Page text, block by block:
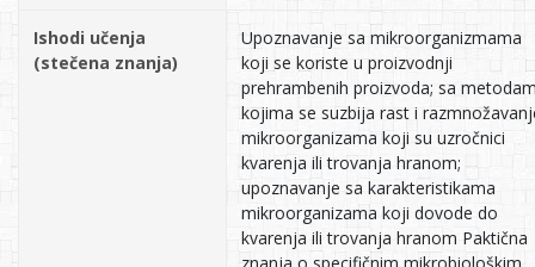
Ishodi učenja
(stečena znanja)
Upoznavanje sa mikroorganizmama
koji se koriste u proizvodnji
prehrambenih proizvoda; sa
kojima se suzbija rast i
mikroorganizama koji su uzročnici
kvarenja ili trovanja hranom;
upoznavanje sa karakteristikama
mikroorganizama koji dovode do
kvarenja ili trovanja hranom Paktična